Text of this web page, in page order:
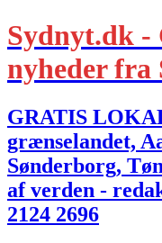
Sydnyt.dk -
nyheder fra
GRATIS
grænselandet,
Sønderborg,
af verden -
2124 2696